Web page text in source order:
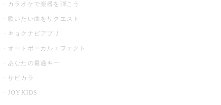
カラオケで楽器を弾こう
歌いたい曲をリクエスト
キョクナビアプリ
オートボーカルエフェクト
あなたの最適キー
サビカラ
JOYKIDS